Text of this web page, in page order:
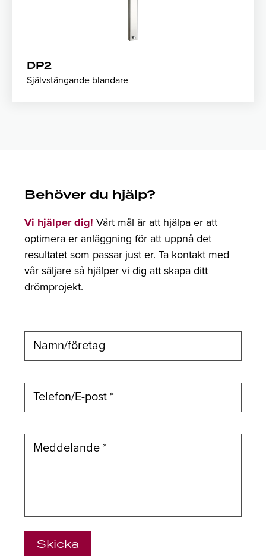
Finns i pulverlackerat utförande
Kan levereras med förlängningsprofil för dolt
rörmontage
DP2
Självstängande blandare
Behöver du hjälp?
Vi hjälper dig! Vårt mål är att hjälpa er att
optimera er anläggning för att uppnå det
resultatet som passar just er. Ta kontakt med
vår säljare så hjälper vi dig att skapa ditt
drömprojekt.
Namn/företag
Telefon/E-post *
Meddelande *
Skicka